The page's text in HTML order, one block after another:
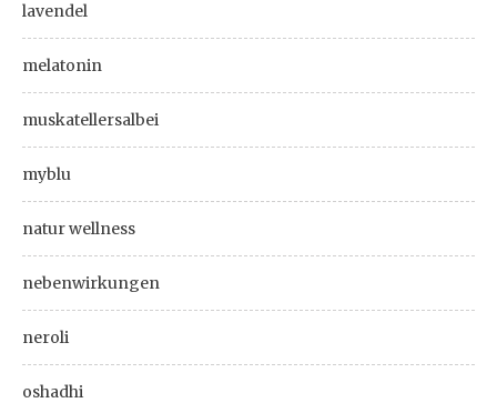
lavendel
melatonin
muskatellersalbei
myblu
natur wellness
nebenwirkungen
neroli
oshadhi